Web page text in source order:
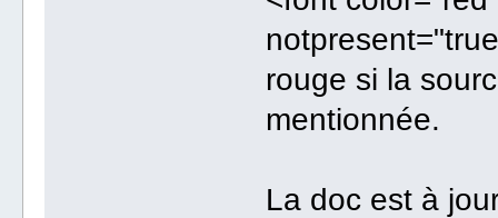
rouge si la
mentionnée.
La doc est à